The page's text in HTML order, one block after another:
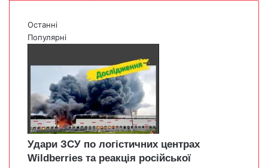
Останні
Популярні
Удари ЗСУ по логістичних центрах
Wildberries та реакція російської